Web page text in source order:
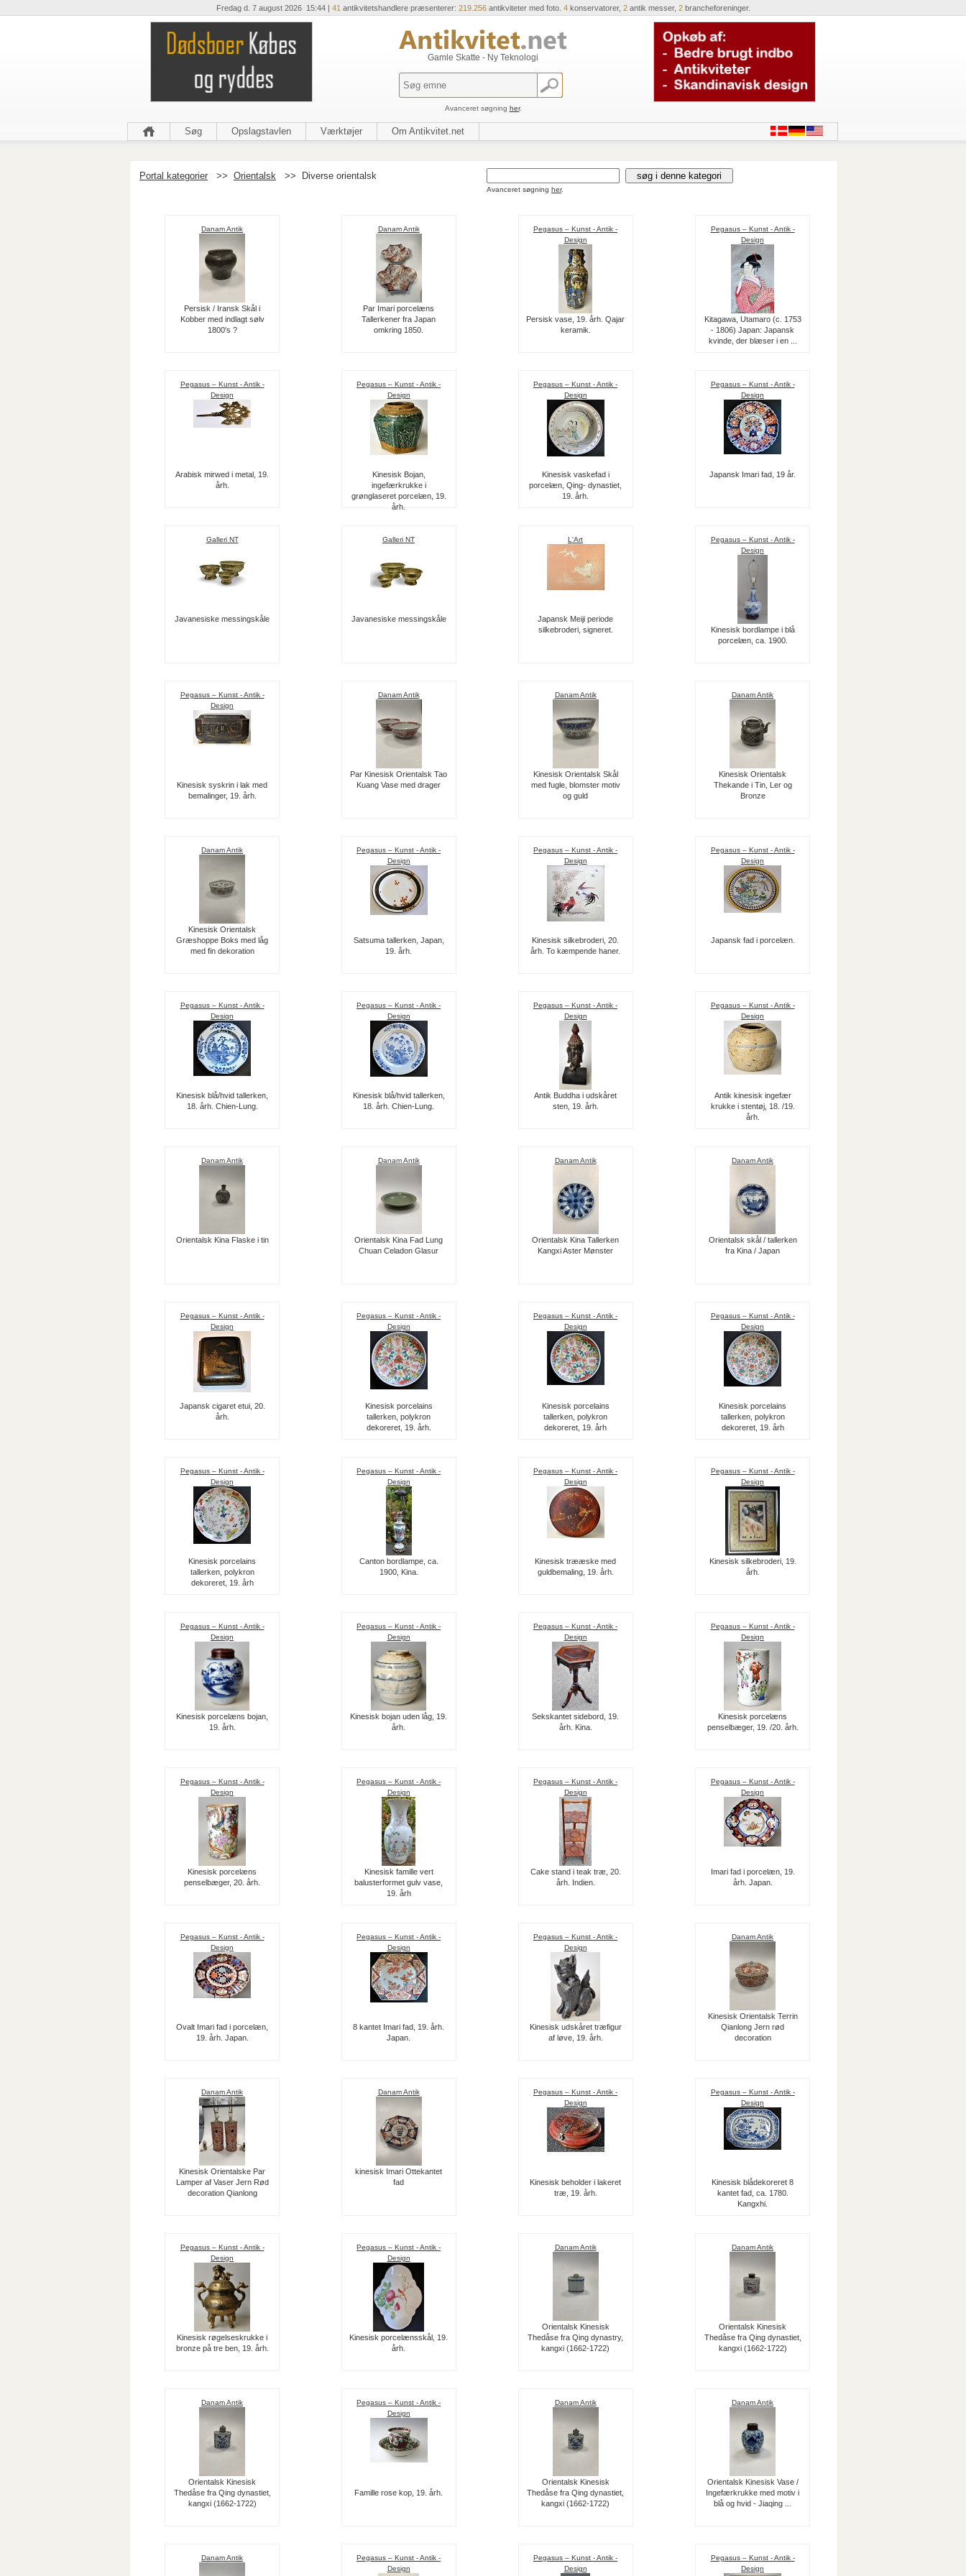
Fredag d. 7 august 2026 15:44 | 41 antikvitetshandlere præsenterer: 219.256antikviteter med foto. 4konservatorer, 2antik messer, 2brancheforeninger.
Gamle Skatte - Ny Teknologi
Avanceret søgning her.
Søg Opslagstavlen Værktøjer Om Antikvitet.net
Portal kategorier >> Orientalsk >> Diverse orientalsk
Avanceret søgning her.
Danam Antik
Persisk / Iransk Skål i
Kobber med indlagt sølv
1800's ?
Danam Antik
Par Imari porcelæns
Tallerkener fra Japan
omkring 1850.
Pegasus – Kunst - Antik -
Design
Persisk vase, 19. årh. Qajar
keramik.
Pegasus – Kunst - Antik -
Design
Kitagawa, Utamaro (c. 1753
- 1806) Japan: Japansk
kvinde, der blæser i en ...
Pegasus – Kunst - Antik -
Design
Arabisk mirwed i metal, 19.
årh.
Pegasus – Kunst - Antik -
Design
Kinesisk Bojan,
ingefærkrukke i
grønglaseret porcelæn, 19.
årh.
Pegasus – Kunst - Antik -
Design
Kinesisk vaskefad i
porcelæn, Qing- dynastiet,
19. årh.
Pegasus – Kunst - Antik -
Design
Japansk Imari fad, 19 år.
Galleri NT
Javanesiske messingskåle
Galleri NT
Javanesiske messingskåle
L'Art
Japansk Meiji periode
silkebroderi, signeret.
Pegasus – Kunst - Antik -
Design
Kinesisk bordlampe i blå
porcelæn, ca. 1900.
Pegasus – Kunst - Antik -
Design
Kinesisk syskrin i lak med
bemalinger, 19. årh.
Danam Antik
Par Kinesisk Orientalsk Tao
Kuang Vase med drager
Danam Antik
Kinesisk Orientalsk Skål
med fugle, blomster motiv
og guld
Danam Antik
Kinesisk Orientalsk
Thekande i Tin, Ler og
Bronze
Danam Antik
Kinesisk Orientalsk
Græshoppe Boks med låg
med fin dekoration
Pegasus – Kunst - Antik -
Design
Satsuma tallerken, Japan,
19. årh.
Pegasus – Kunst - Antik -
Design
Kinesisk silkebroderi, 20.
årh. To kæmpende haner.
Pegasus – Kunst - Antik -
Design
Japansk fad i porcelæn.
Pegasus – Kunst - Antik -
Design
Kinesisk blå/hvid tallerken,
18. årh. Chien-Lung.
Pegasus – Kunst - Antik -
Design
Kinesisk blå/hvid tallerken,
18. årh. Chien-Lung.
Pegasus – Kunst - Antik -
Design
Antik Buddha i udskåret
sten, 19. årh.
Pegasus – Kunst - Antik -
Design
Antik kinesisk ingefær
krukke i stentøj, 18. /19.
årh.
Danam Antik
Orientalsk Kina Flaske i tin
Danam Antik
Orientalsk Kina Fad Lung
Chuan Celadon Glasur
Danam Antik
Orientalsk Kina Tallerken
Kangxi Aster Mønster
Danam Antik
Orientalsk skål / tallerken
fra Kina / Japan
Pegasus – Kunst - Antik -
Design
Japansk cigaret etui, 20.
årh.
Pegasus – Kunst - Antik -
Design
Kinesisk porcelains
tallerken, polykron
dekoreret, 19. årh.
Pegasus – Kunst - Antik -
Design
Kinesisk porcelains
tallerken, polykron
dekoreret, 19. årh
Pegasus – Kunst - Antik -
Design
Kinesisk porcelains
tallerken, polykron
dekoreret, 19. årh
Pegasus – Kunst - Antik -
Design
Kinesisk porcelains
tallerken, polykron
dekoreret, 19. årh
Pegasus – Kunst - Antik -
Design
Canton bordlampe, ca.
1900, Kina.
Pegasus – Kunst - Antik -
Design
Kinesisk trææske med
guldbemaling, 19. årh.
Pegasus – Kunst - Antik -
Design
Kinesisk silkebroderi, 19.
årh.
Pegasus – Kunst - Antik -
Design
Kinesisk porcelæns bojan,
19. årh.
Pegasus – Kunst - Antik -
Design
Kinesisk bojan uden låg, 19.
årh.
Pegasus – Kunst - Antik -
Design
Sekskantet sidebord, 19.
årh. Kina.
Pegasus – Kunst - Antik -
Design
Kinesisk porcelæns
penselbæger, 19. /20. årh.
Pegasus – Kunst - Antik -
Design
Kinesisk porcelæns
penselbæger, 20. årh.
Pegasus – Kunst - Antik -
Design
Kinesisk famille vert
balusterformet gulv vase,
19. årh
Pegasus – Kunst - Antik -
Design
Cake stand i teak træ, 20.
årh. Indien.
Pegasus – Kunst - Antik -
Design
Imari fad i porcelæn, 19.
årh. Japan.
Pegasus – Kunst - Antik -
Design
Ovalt Imari fad i porcelæn,
19. årh. Japan.
Pegasus – Kunst - Antik -
Design
8 kantet Imari fad, 19. årh.
Japan.
Pegasus – Kunst - Antik -
Design
Kinesisk udskåret træfigur
af løve, 19. årh.
Danam Antik
Kinesisk Orientalsk Terrin
Qianlong Jern rød
decoration
Danam Antik
Kinesisk Orientalske Par
Lamper af Vaser Jern Rød
decoration Qianlong
Danam Antik
kinesisk Imari Ottekantet
fad
Pegasus – Kunst - Antik -
Design
Kinesisk beholder i lakeret
træ, 19. årh.
Pegasus – Kunst - Antik -
Design
Kinesisk blådekoreret 8
kantet fad, ca. 1780.
Kangxhi.
Pegasus – Kunst - Antik -
Design
Kinesisk røgelseskrukke i
bronze på tre ben, 19. årh.
Pegasus – Kunst - Antik -
Design
Kinesisk porcelænsskål, 19.
årh.
Danam Antik
Orientalsk Kinesisk
Thedåse fra Qing dynastry,
kangxi (1662-1722)
Danam Antik
Orientalsk Kinesisk
Thedåse fra Qing dynastiet,
kangxi (1662-1722)
Danam Antik
Orientalsk Kinesisk
Thedåse fra Qing dynastiet,
kangxi (1662-1722)
Pegasus – Kunst - Antik -
Design
Famille rose kop, 19. årh.
Danam Antik
Orientalsk Kinesisk
Thedåse fra Qing dynastiet,
kangxi (1662-1722)
Danam Antik
Orientalsk Kinesisk Vase /
Ingefærkrukke med motiv i
blå og hvid - Jiaqing ...
Danam Antik
Pegasus – Kunst - Antik -
Design
Pegasus – Kunst - Antik -
Design
Pegasus – Kunst - Antik -
Design